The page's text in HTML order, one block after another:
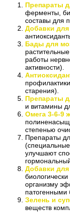
Препараты
ферменты,
составы для
Добавки для
Бады для
работы
активности).
старения).
Препараты
и витамины
Омега 3-6-9
степенью
Препараты
улучшают
Добавки для
организму
патогенными
Зелень и
веществ